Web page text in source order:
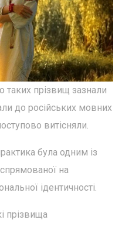
таких прізвищ зазнали
до російських мовних
витісняли.
була одним із
спрямованої на
ідентичності.
прізвища